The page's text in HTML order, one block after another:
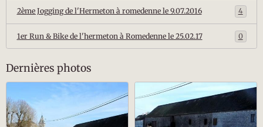
2ème Jogging de l'Hermeton à romedenne le 9.07.2016 4
1er Run & Bike de l'hermeton à Romedenne le 25.02.17 0
Dernières photos